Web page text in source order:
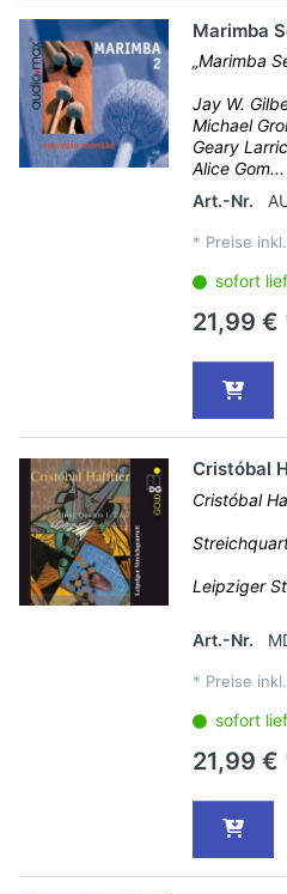
Marimba
„Marimba
Jay W.
Michael
Geary
Alice Gom...
Art.-Nr.
* Preise
sofort
21,99 €
Cristóbal
Cristóbal
Leipziger
Art.-Nr.
* Preise
sofort
21,99 €